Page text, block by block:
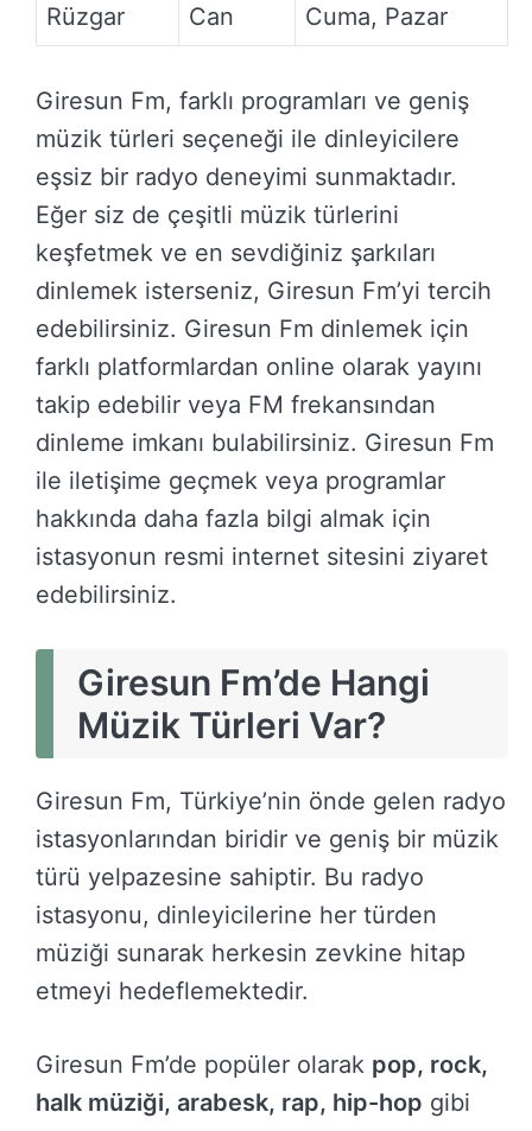
Rüzgar
Can
Cuma, Pazar
Giresun Fm, farklı programları ve geniş
müzik türleri seçeneği ile dinleyicilere
eşsiz bir radyo deneyimi sunmaktadır.
Eğer siz de çeşitli müzik türlerini
keşfetmek ve en sevdiğiniz şarkıları
dinlemek isterseniz, Giresun Fm’yi tercih
edebilirsiniz. Giresun Fm dinlemek için
farklı platformlardan online olarak yayını
takip edebilir veya FM frekansından
dinleme imkanı bulabilirsiniz. Giresun Fm
ile iletişime geçmek veya programlar
hakkında daha fazla bilgi almak için
istasyonun resmi internet sitesini ziyaret
edebilirsiniz.
Giresun Fm’de Hangi
Müzik Türleri Var?
Giresun Fm, Türkiye’nin önde gelen radyo
istasyonlarından biridir ve geniş bir müzik
türü yelpazesine sahiptir. Bu radyo
istasyonu, dinleyicilerine her türden
müziği sunarak herkesin zevkine hitap
etmeyi hedeflemektedir.
Giresun Fm’de popüler olarak pop, rock,
halk müziği, arabesk, rap, hip-hop gibi